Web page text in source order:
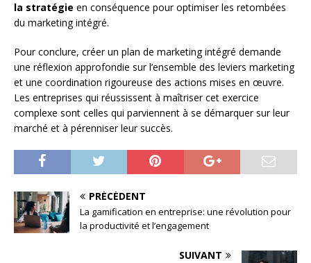
la stratégie en conséquence pour optimiser les retombées
du marketing intégré.
Pour conclure, créer un plan de marketing intégré demande
une réflexion approfondie sur l’ensemble des leviers marketing
et une coordination rigoureuse des actions mises en œuvre.
Les entreprises qui réussissent à maîtriser cet exercice
complexe sont celles qui parviennent à se démarquer sur leur
marché et à pérenniser leur succès.
PRÉCÉDENT
La gamification en entreprise: une révolution pour
la productivité et l’engagement
SUIVANT